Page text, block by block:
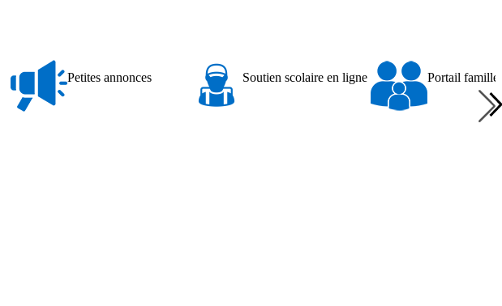
Petites annonces
scolaire
Soutien scolaire en lignefamille
Portail famille